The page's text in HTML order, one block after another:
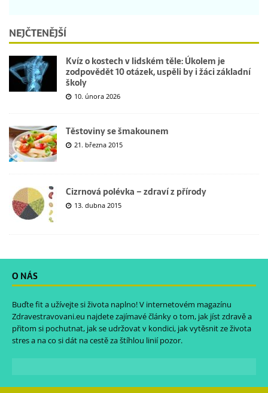
NEJČTENĚJŠÍ
Kvíz o kostech v lidském těle: Úkolem je
zodpovědět 10 otázek, uspěli by i žáci základní
školy
10. února 2026
Těstoviny se šmakounem
21. března 2015
Cizrnová polévka – zdraví z přírody
13. dubna 2015
O NÁS
Buďte fit a užívejte si života naplno! V internetovém magazínu
Zdravestravovani.eu najdete zajímavé články o tom, jak jíst zdravě a
přitom si pochutnat, jak se udržovat v kondici, jak vytěsnit ze života
stres a na co si dát na cestě za štíhlou linií pozor.